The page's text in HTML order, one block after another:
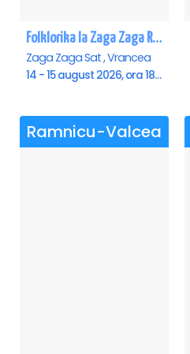
Folklorika la Zaga Zaga Resort - Anulat
Zaga Zaga Sat , Vrancea
14 - 15 august 2026, ora 18:00
Ramnicu-Valcea